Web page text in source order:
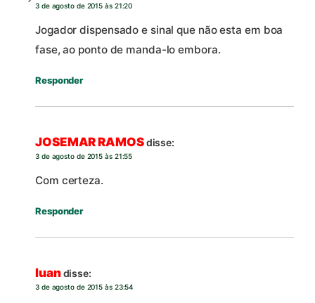
3 de agosto de 2015 às 21:20
Jogador dispensado e sinal que não esta em boa
fase, ao ponto de manda-lo embora.
Responder
JOSEMAR RAMOSdisse:
3 de agosto de 2015 às 21:55
Com certeza.
Responder
luandisse:
3 de agosto de 2015 às 23:54